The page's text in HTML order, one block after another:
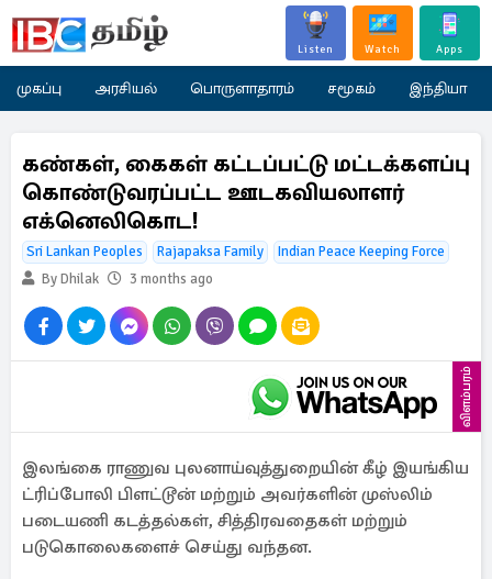
Listen Watch Apps
முகப்பு அரசியல் பொருளாதாரம் சமூகம் இந்தியா
கண்கள், கைகள் கட்டப்பட்டு மட்டக்களப்பு
கொண்டுவரப்பட்ட ஊடகவியலாளர்
எக்னெலிகொட!
Sri Lankan Peoples Rajapaksa Family
Indian Peace Keeping Force
By Dhilak
3 months ago
விளம்பரம்
இலங்கை ராணுவ புலனாய்வுத்துறையின் கீழ் இயங்கிய
ட்ரிப்போலி பிளட்டூன் மற்றும் அவர்களின் முஸ்லிம்
படையணி கடத்தல்கள், சித்திரவதைகள் மற்றும்
படுகொலைகளைச் செய்து வந்தன.